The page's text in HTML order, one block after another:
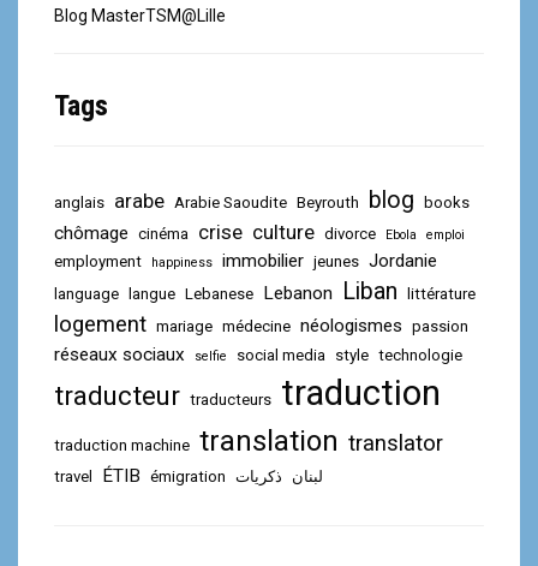
Blog MasterTSM@Lille
Tags
anglais arabe Arabie Saoudite Beyrouth blog books
chômage cinéma crise culture divorce Ebola emploi
employment happiness immobilier jeunes Jordanie
language langue Lebanese Lebanon Liban littérature
logement mariage médecine néologismes passion
réseaux sociaux selfie social media style technologie
traducteur traducteurs traduction
traduction machine translation translator
travel ÉTIB émigration ذكريات لبنان